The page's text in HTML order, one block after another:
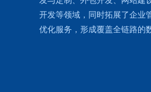
开发等领域，同时拓展了企业
优化服务，形成覆盖全链路的